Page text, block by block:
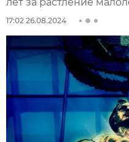
17:02 26.08.2024